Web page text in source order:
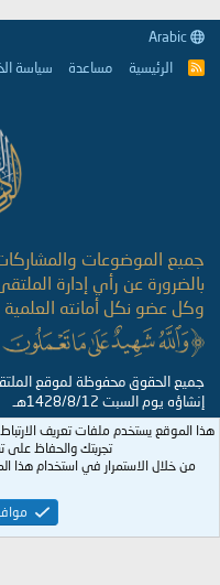
R
الرئيسية مساعدة سياسة
جميع الموضوعات
بالضرورة عن رأي إدارة
وكل عضو نكل أمانته العلمية
جميع الحقوق محفوظة لموقع
إنشاؤه يوم السبت 1428/8/12هـ
هذا الموقع يستخدم ملفات تعريف
تجربتك والحفاظ على
من خلال الاستمرار في استخدام هذا